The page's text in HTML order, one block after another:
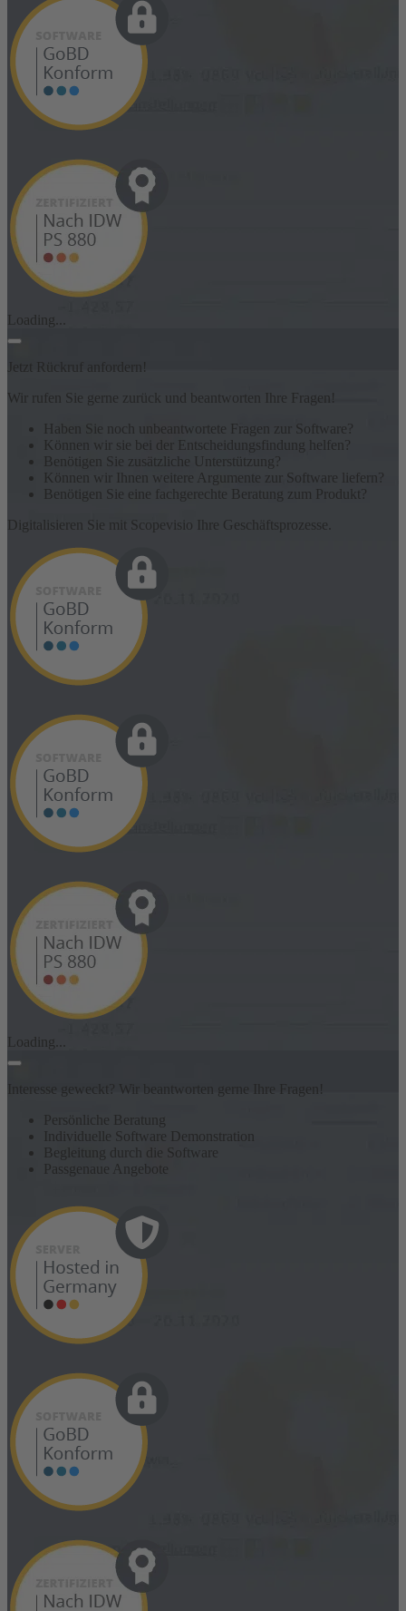
Loading...
Jetzt Rückruf anfordern!
Wir rufen Sie gerne zurück und beantworten Ihre Fragen!
Haben Sie noch unbeantwortete Fragen zur Software?
Können wir sie bei der Entscheidungsfindung helfen?
Benötigen Sie zusätzliche Unterstützung?
Können wir Ihnen weitere Argumente zur Software liefern?
Benötigen Sie eine fachgerechte Beratung zum Produkt?
Digitalisieren Sie mit Scopevisio Ihre Geschäftsprozesse.
Loading...
Interesse geweckt? Wir beantworten gerne Ihre Fragen!
Persönliche Beratung
Individuelle Software Demonstration
Begleitung durch die Software
Passgenaue Angebote